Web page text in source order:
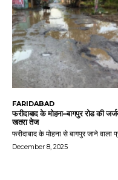
FARIDABAD
फरीदाबाद के मोहना–बागपुर रोड की
खतरा तेज
फरीदाबाद के मोहना से बागपुर जाने वाला
December 8, 2025